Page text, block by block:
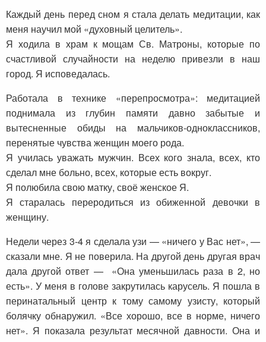
Каждый день перед сном я стала делать медитации, как
меня научил мой «духовный целитель».
Я ходила в храм к мощам Св. Матроны, которые по
счастливой случайности на неделю привезли в наш
город. Я исповедалась.
Работала в технике «перепросмотра»: медитацией
поднимала из глубин памяти давно забытые и
вытесненные обиды на мальчиков-одноклассников,
перенятые чувства женщин моего рода.
Я училась уважать мужчин. Всех кого знала, всех, кто
сделал мне больно, всех, которые есть вокруг.
Я полюбила свою матку, своё женское Я.
Я старалась переродиться из обиженной девочки в
женщину.
Недели через 3-4 я сделала узи — «ничего у Вас нет», —
сказали мне. Я не поверила. На другой день другая врач
дала другой ответ — «Она уменьшилась раза в 2, но
есть». У меня в голове закрутилась карусель. Я пошла в
перинатальный центр к тому самому узисту, который
болячку обнаружил. «Все хорошо, все в норме, ничего
нет». Я показала результат месячной давности. Она и